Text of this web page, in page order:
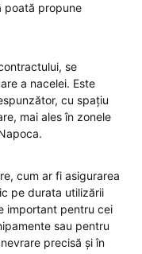
poată propune
se
a nacelei. Este
cu spațiu
mai ales în zonele
cum ar fi asigurarea
pe durata utilizării
important pentru cei
sau pentru
precisă și în